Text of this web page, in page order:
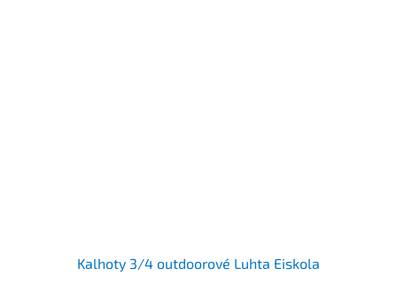
Kalhoty 3/4 outdoorové Luhta Eiskola